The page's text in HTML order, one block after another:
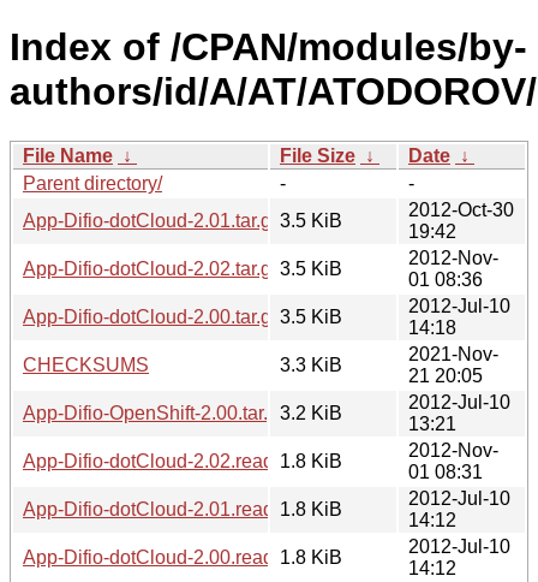
Index of /CPAN/modules/by-
authors/id/A/AT/ATODOROV/
File Name ↓ File Size ↓ Date ↓
Parent directory/
-
-
App-Difio-dotCloud-2.01.tar.gz3.5 KiB
2012-Oct-30
19:42
App-Difio-dotCloud-2.02.tar.gz3.5 KiB
2012-Nov-
01 08:36
App-Difio-dotCloud-2.00.tar.gz3.5 KiB
2012-Jul-10
14:18
CHECKSUMS
3.3 KiB
2021-Nov-
21 20:05
App-Difio-OpenShift-2.00.tar.gz3.2 KiB
2012-Jul-10
13:21
App-Difio-dotCloud-2.02.readme1.8 KiB
2012-Nov-
01 08:31
App-Difio-dotCloud-2.01.readme1.8 KiB
2012-Jul-10
14:12
App-Difio-dotCloud-2.00.readme1.8 KiB
2012-Jul-10
14:12